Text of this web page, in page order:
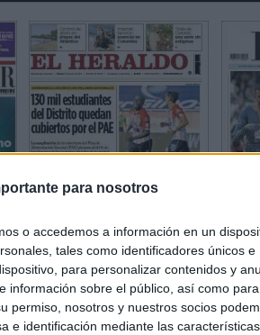
para nosotros
o accedemos a información en un
tales como identificadores únicos e
para personalizar contenidos y
información sobre el público, así como para
permiso, nosotros y nuestros socios
e identificación mediante las
Económica